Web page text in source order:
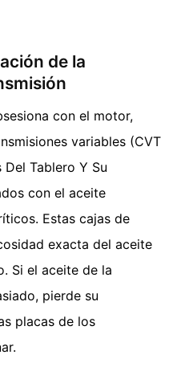
de la
con el motor,
variables (CVT
Tablero Y Su
con el aceite
Estas cajas de
exacta del aceite
Si el aceite de la
pierde su
placas de los